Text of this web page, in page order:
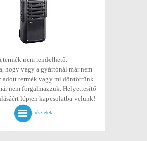
termék nem rendelhető.
hogy vagy a gyártónál már nem
adott termék vagy mi döntöttünk
nem forgalmazzuk. Helyettesítő
lépjen kapcsolatba velünk!
részletek